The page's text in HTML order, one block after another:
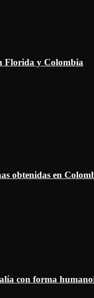
Florida y Colombia
obtenidas en
con forma